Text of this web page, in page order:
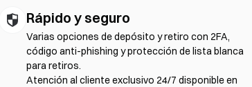
Rápido y seguro
Varias opciones de depósito y retiro con 2FA,
código anti-phishing y protección de lista blanca
para retiros.
Atención al cliente exclusivo 24/7 disponible en